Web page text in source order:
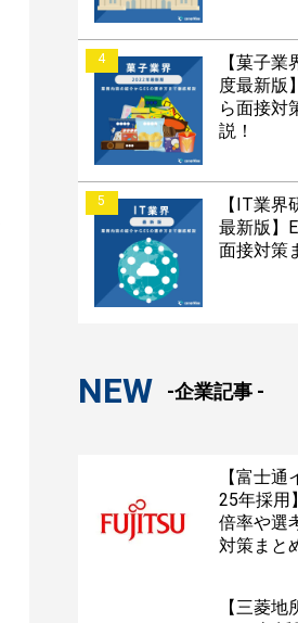
4
【菓子
度最新版
ら面接対
説！
5
【IT業界
最新版】
面接対策
NEW -企業記事 -
【富士
25年採用
倍率や選
対策まと
【三菱地